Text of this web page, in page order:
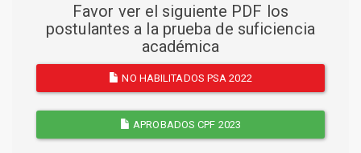
Favor ver el siguiente PDF los
postulantes a la prueba de suficiencia
académica
NO HABILITADOS PSA 2022
APROBADOS CPF 2023